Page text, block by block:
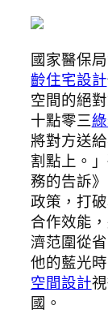
國家醫保
齡住宅設計
空間的絕
十點零三
將對方送
割點上。
務的告訴
政策，打
合作效能
濟范圍從
他的藍光
空間設計
國。